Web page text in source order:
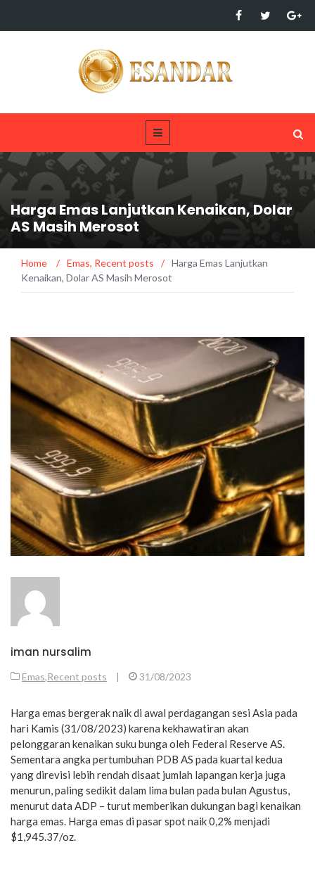
Harga Emas Lanjutkan Kenaikan, Dolar
AS Masih Merosot
Home / Emas, Recent posts / Harga Emas Lanjutkan
Kenaikan, Dolar AS Masih Merosot
iman nursalim
Emas,Recent posts | 31/08/2023
Harga emas bergerak naik di awal perdagangan sesi Asia pada
hari Kamis (31/08/2023) karena kekhawatiran akan
pelonggaran kenaikan suku bunga oleh Federal Reserve AS.
Sementara angka pertumbuhan PDB AS pada kuartal kedua
yang direvisi lebih rendah disaat jumlah lapangan kerja juga
menurun, paling sedikit dalam lima bulan pada bulan Agustus,
menurut data ADP – turut memberikan dukungan bagi kenaikan
harga emas. Harga emas di pasar spot naik 0,2% menjadi
$1,945.37/oz.